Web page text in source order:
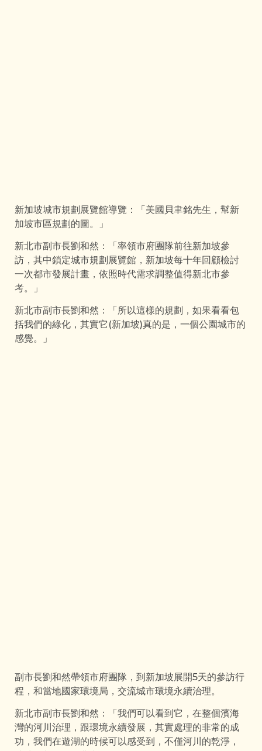
新加坡城市規劃展覽館導覽：「美國貝聿銘先生，幫新
加坡市區規劃的圖。」
新北市副市長劉和然：「率領市府團隊前往新加坡參
訪，其中鎖定城市規劃展覽館，新加坡每十年回顧檢討
一次都市發展計畫，依照時代需求調整值得新北市參
考。」
新北市副市長劉和然：「所以這樣的規劃，如果看看包
括我們的綠化，其實它(新加坡)真的是，一個公園城市的
感覺。」
副市長劉和然帶領市府團隊，到新加坡展開5天的參訪行
程，和當地國家環境局，交流城市環境永續治理。
新北市副市長劉和然：「我們可以看到它，在整個濱海
灣的河川治理，跟環境永續發展，其實處理的非常的成
功，我們在遊湖的時候可以感受到，不僅河川的乾淨，